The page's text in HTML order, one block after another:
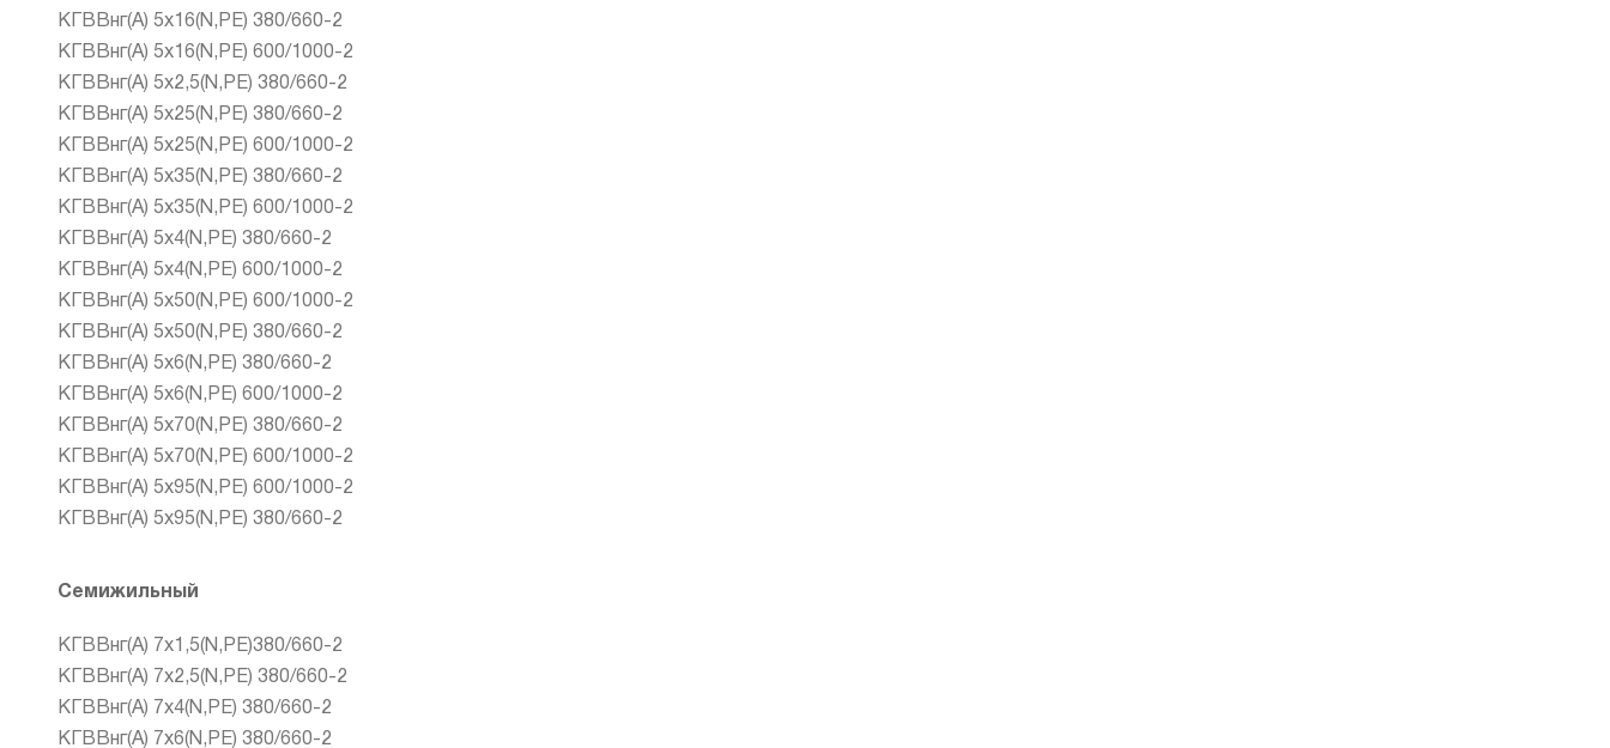
КГВВнг(А) 5x16(N,PE) 380/660-2
КГВВнг(А) 5x16(N,PE) 600/1000-2
КГВВнг(А) 5x2,5(N,PE) 380/660-2
КГВВнг(А) 5x25(N,PE) 380/660-2
КГВВнг(А) 5x25(N,PE) 600/1000-2
КГВВнг(А) 5x35(N,PE) 380/660-2
КГВВнг(А) 5x35(N,PE) 600/1000-2
КГВВнг(А) 5x4(N,PE) 380/660-2
КГВВнг(А) 5x4(N,PE) 600/1000-2
КГВВнг(А) 5x50(N,PE) 600/1000-2
КГВВнг(А) 5x50(N,PE) 380/660-2
КГВВнг(А) 5x6(N,PE) 380/660-2
КГВВнг(А) 5x6(N,PE) 600/1000-2
КГВВнг(А) 5x70(N,PE) 380/660-2
КГВВнг(А) 5x70(N,PE) 600/1000-2
КГВВнг(А) 5x95(N,PE) 600/1000-2
КГВВнг(А) 5x95(N,PE) 380/660-2
Семижильный
КГВВнг(А) 7х1,5(N,PE)380/660-2
КГВВнг(А) 7х2,5(N,PE) 380/660-2
КГВВнг(А) 7х4(N,PE) 380/660-2
КГВВнг(А) 7х6(N,PE) 380/660-2